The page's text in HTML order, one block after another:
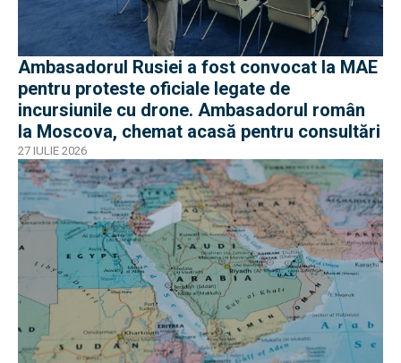
Ambasadorul Rusiei a fost convocat la MAE
pentru proteste oficiale legate de
incursiunile cu drone. Ambasadorul român
la Moscova, chemat acasă pentru consultări
27 IULIE 2026